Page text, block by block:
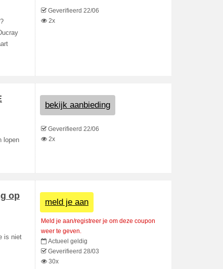
Geverifieerd 22/06
2x
lopen
bekijk aanbieding
Geverifieerd 22/06
2x
op
is niet
meld je aan
Meld je aan/registreer je om deze coupon
weer te geven.
Actueel geldig
Geverifieerd 28/03
30x